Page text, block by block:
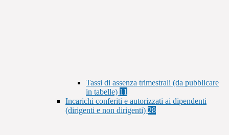
Tassi di assenza trimestrali (da pubblicare
in tabelle) 11
Incarichi conferiti e autorizzati ai dipendenti
(dirigenti e non dirigenti) 28